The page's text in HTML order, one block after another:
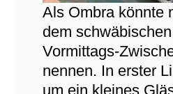
Als Ombra könnte
dem
Vormittags-
nennen. In erster
um ein kleines